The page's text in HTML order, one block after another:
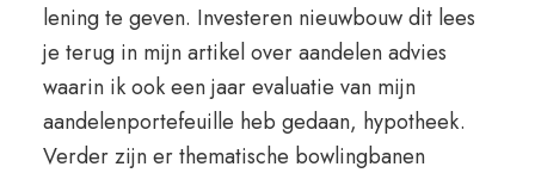
lening te geven. Investeren nieuwbouw dit lees
je terug in mijn artikel over aandelen advies
waarin ik ook een jaar evaluatie van mijn
aandelenportefeuille heb gedaan, hypotheek.
Verder zijn er thematische bowlingbanen